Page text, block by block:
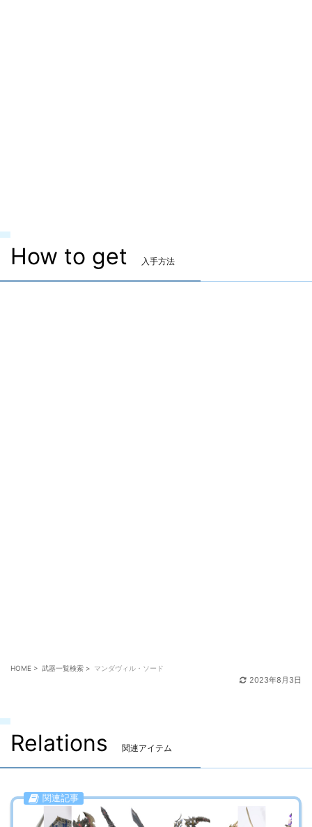
How to get 入手方法
HOME > 武器一覧検索 > マンダヴィル・ソード
2023年8月3日
Relations 関連アイテム
関連記事